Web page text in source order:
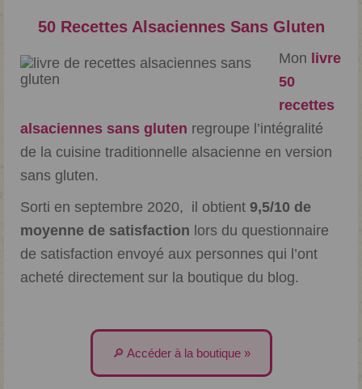
50 Recettes Alsaciennes Sans Gluten
Mon livre
50
recettes
alsaciennes sans gluten regroupe l’intégralité
de la cuisine traditionnelle alsacienne en version
sans gluten.
Sorti en septembre 2020, il obtient 9,5/10 de
moyenne de satisfaction lors du questionnaire
de satisfaction envoyé aux personnes qui l’ont
acheté directement sur la boutique du blog.
🔎 Accéder à la boutique »